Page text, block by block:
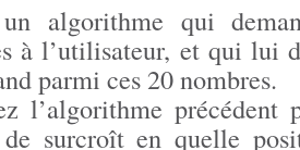
algorithme qui
à l’utilisateur, et qui lui
parmi ces 20 nombres.
l’algorithme précédent
surcroît en quelle